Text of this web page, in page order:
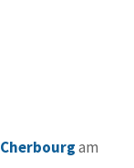
Cherbourgam